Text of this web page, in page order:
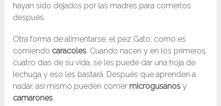
hayan sido dejados por las madres para comerlos
después.
Otra forma de alimentarse, el pez Gato, como es
comiendo caracoles. Cuando nacen y en los primeros
cuatro días de su vida, se les puede dar una hoja de
lechuga y eso les bastará. Después que aprenden a
nadar, así mismo pueden comer microgusanos y
camarones.